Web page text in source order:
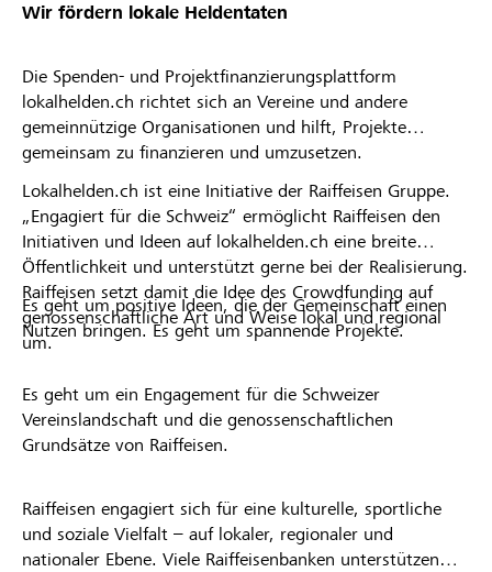
Wir fördern lokale Heldentaten
Die Spenden- und Projektfinanzierungsplattform
lokalhelden.ch richtet sich an Vereine und andere
gemeinnützige Organisationen und hilft, Projekte
gemeinsam zu finanzieren und umzusetzen.
Lokalhelden.ch ist eine Initiative der Raiffeisen Gruppe.
„Engagiert für die Schweiz“ ermöglicht Raiffeisen den
Initiativen und Ideen auf lokalhelden.ch eine breite
Öffentlichkeit und unterstützt gerne bei der Realisierung.
Raiffeisen setzt damit die Idee des Crowdfunding auf
genossenschaftliche Art und Weise lokal und regional
um.
Es geht um positive Ideen, die der Gemeinschaft einen
Nutzen bringen. Es geht um spannende Projekte.
Es geht um ein Engagement für die Schweizer
Vereinslandschaft und die genossenschaftlichen
Grundsätze von Raiffeisen.
Raiffeisen engagiert sich für eine kulturelle, sportliche
und soziale Vielfalt – auf lokaler, regionaler und
nationaler Ebene. Viele Raiffeisenbanken unterstützen